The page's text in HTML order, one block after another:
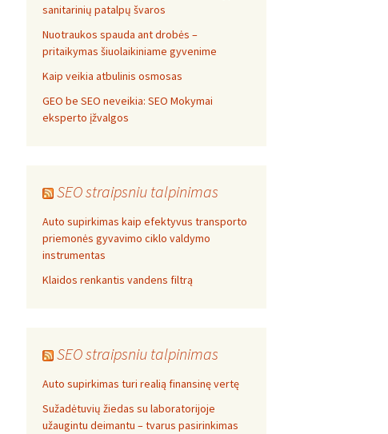
sanitarinių patalpų švaros
Nuotraukos spauda ant drobės –
pritaikymas šiuolaikiniame gyvenime
Kaip veikia atbulinis osmosas
GEO be SEO neveikia: SEO Mokymai
eksperto įžvalgos
SEO straipsniu talpinimas
Auto supirkimas kaip efektyvus transporto
priemonės gyvavimo ciklo valdymo
instrumentas
Klaidos renkantis vandens filtrą
SEO straipsniu talpinimas
Auto supirkimas turi realią finansinę vertę
Sužadėtuvių žiedas su laboratorijoje
užaugintu deimantu – tvarus pasirinkimas